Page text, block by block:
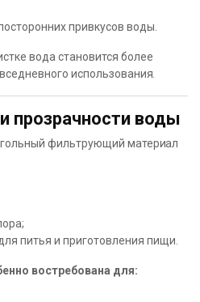
привкусов воды.
вода становится более
использования.
прозрачности воды
фильтрующий материал
питья и приготовления пищи.
востребована для: